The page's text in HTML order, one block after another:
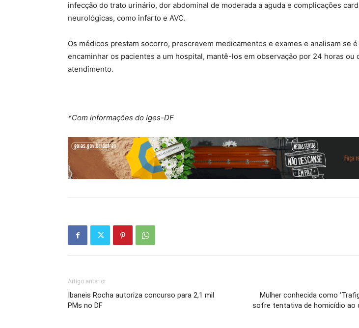
infecção do trato urinário, dor abdominal de moderada a aguda e complicações
neurológicas, como infarto e AVC.
Os médicos prestam socorro, prescrevem medicamentos e exames e analisam se
encaminhar os pacientes a um hospital, mantê-los em observação por 24 horas ou
atendimento.
*Com informações do Iges-DF
Artigo anterior
Ibaneis Rocha autoriza concurso para 2,1 mil
PMs no DF
Mulher conhecida como
sofre tentativa de homicídio ao